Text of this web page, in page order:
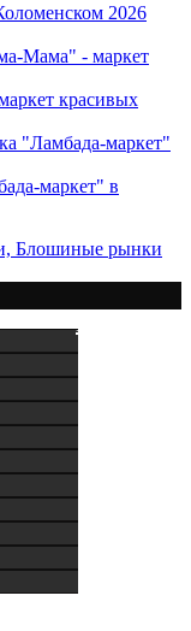
2026
Мама" - маркет
красивых
"Ламбада-маркет"
маркет" в
Блошиные рынки
Подписка